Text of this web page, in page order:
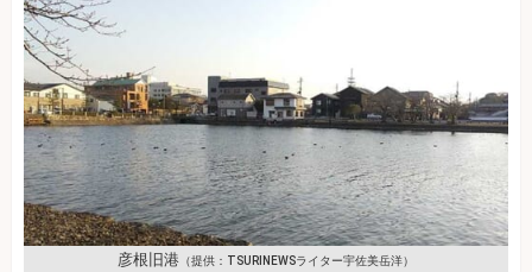
彦根旧港 （提供：TSURINEWSライター宇佐美岳洋）